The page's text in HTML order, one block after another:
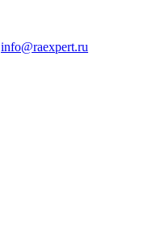
info@raexpert.ru